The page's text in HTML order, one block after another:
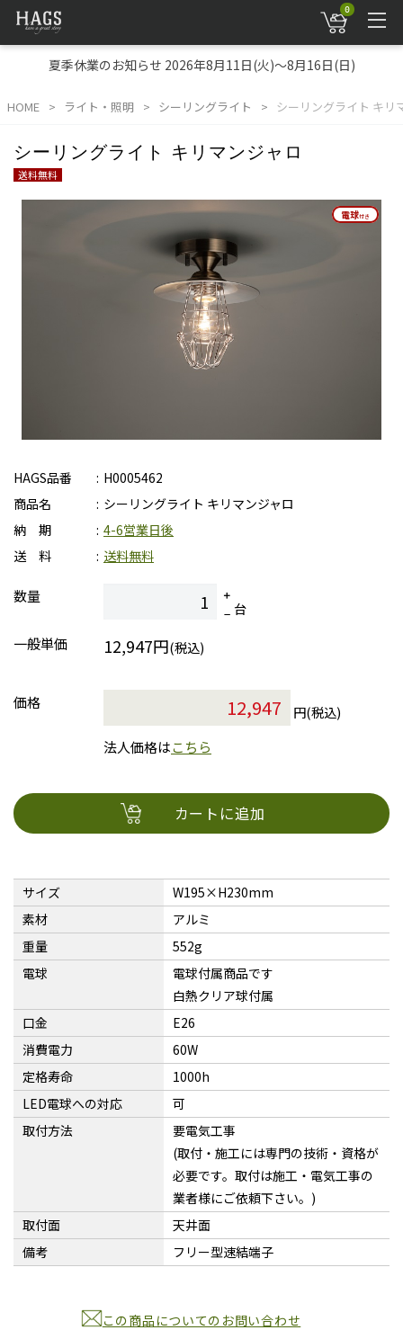
0
夏季休業のお知らせ 2026年8月11日(火)～8月16日(日)
HOME ライト・照明 シーリングライト シーリングライト キリ
シーリングライト キリマンジャロ
送料無料
電球付き
電球付き
HAGS品番
H0005462
商品名
シーリングライト キリマンジャロ
納 期
4-6営業日後
送 料
送料無料
数量
台
一般単価
12,947円(税込)
価格
円(税込)
法人価格はこちら
カートに追加
サイズ
W195×H230mm
素材
アルミ
重量
552g
電球
電球付属商品です
白熱クリア球付属
口金
E26
消費電力
60W
定格寿命
1000h
LED電球への対応
可
取付方法
要電気工事
(取付・施工には専門の技術・資格が
必要です。取付は施工・電気工事の
業者様にご依頼下さい。)
取付面
天井面
備考
フリー型速結端子
この商品についてのお問い合わせ